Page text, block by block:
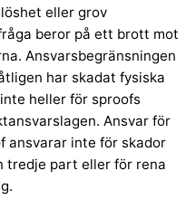
eller grov
beror på ett brott mot
Ansvarsbegränsningen
har skadat fysiska
heller för sproofs
Ansvar för
ansvarar inte för skador
tredje part eller för rena